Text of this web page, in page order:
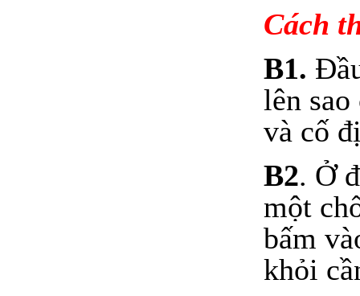
Cách
B1.
lên
và cố
B2. Ở
một
bấm
khỏi